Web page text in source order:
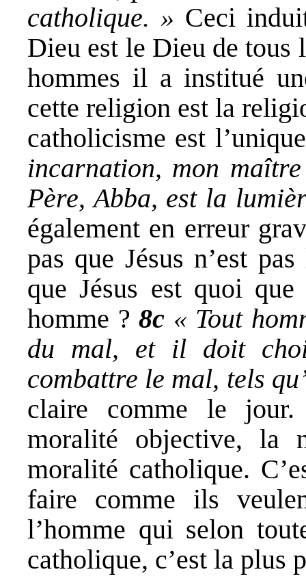
catholique. » Ceci
Dieu est le Dieu de tous
hommes il a institué
cette religion est la
catholicisme est
incarnation, mon
Père, Abba, est la
également en erreur
pas que Jésus n’est
que Jésus est quoi
homme ? 8c « Tout
du mal, et il doit
combattre le mal, tels
claire comme le
moralité objective, la
moralité catholique.
faire comme ils
l’homme qui selon
catholique, c’est la plus